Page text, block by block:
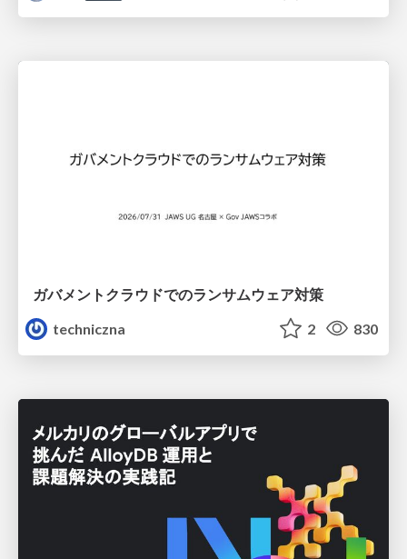
ガバメントクラウドでのランサムウェア対策
techniczna
2 830